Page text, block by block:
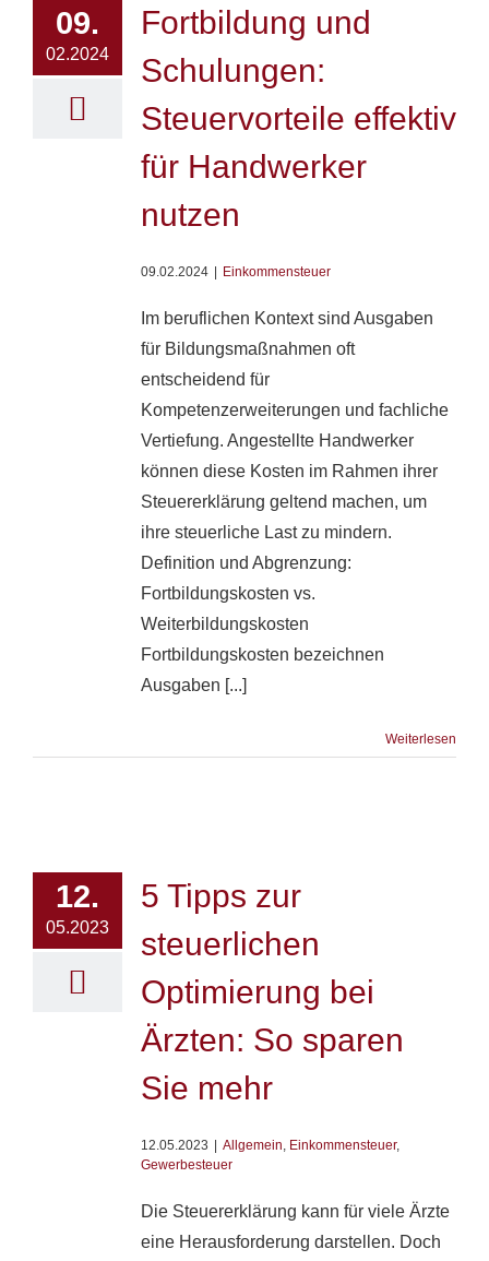
09.
02.2024
Fortbildung und
Schulungen:
Steuervorteile effektiv
für Handwerker
nutzen
09.02.2024 | Einkommensteuer
Im beruflichen Kontext sind Ausgaben
für Bildungsmaßnahmen oft
entscheidend für
Kompetenzerweiterungen und fachliche
Vertiefung. Angestellte Handwerker
können diese Kosten im Rahmen ihrer
Steuererklärung geltend machen, um
ihre steuerliche Last zu mindern.
Definition und Abgrenzung:
Fortbildungskosten vs.
Weiterbildungskosten
Fortbildungskosten bezeichnen
Ausgaben [...]
Weiterlesen
12.
05.2023
5 Tipps zur
steuerlichen
Optimierung bei
Ärzten: So sparen
Sie mehr
12.05.2023 | Allgemein Einkommensteuer,
Gewerbesteuer
Die Steuererklärung kann für viele Ärzte
eine Herausforderung darstellen. Doch